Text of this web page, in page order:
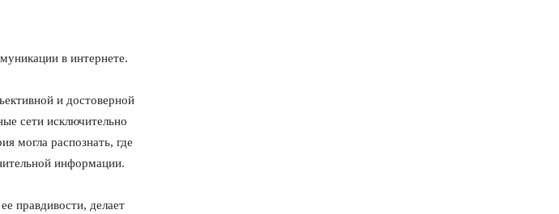
в интернете.
и достоверной
сети исключительно
могла распознать, где
информации.
правдивости, делает